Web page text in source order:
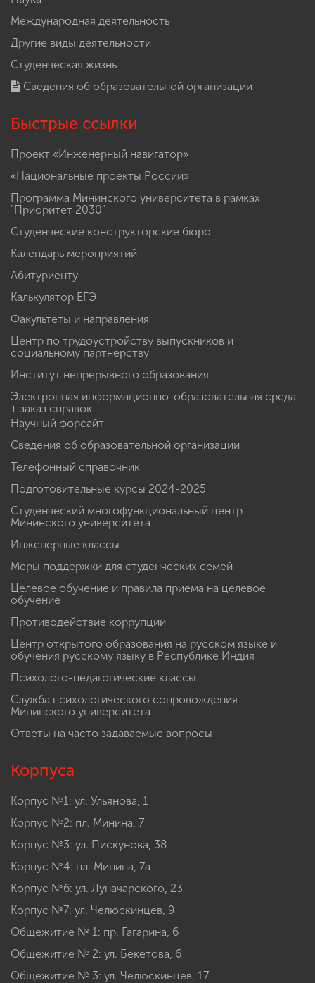
Международная деятельность
Другие виды деятельности
Студенческая жизнь
Сведения об образовательной организации
Быстрые ссылки
Проект «Инженерный навигатор»
«Национальные проекты России»
Программа Мининского университета в рамках
"Приоритет 2030"
Студенческие конструкторские бюро
Календарь мероприятий
Абитуриенту
Калькулятор ЕГЭ
Факультеты и направления
Центр по трудоустройству выпускников и
социальному партнерству
Институт непрерывного образования
Электронная информационно-образовательная среда
+ заказ справок
Научный форсайт
Сведения об образовательной организации
Телефонный справочник
Подготовительные курсы 2024-2025
Студенческий многофункциональный центр
Мининского университета
Инженерные классы
Меры поддержки для студенческих семей
Целевое обучение и правила приема на целевое
обучение
Противодействие коррупции
Центр открытого образования на русском языке и
обучения русскому языку в Республике Индия
Психолого-педагогические классы
Служба психологического сопровождения
Мининского университета
Ответы на часто задаваемые вопросы
Корпуса
Корпус №1: ул. Ульянова, 1
Корпус №2: пл. Минина, 7
Корпус №3: ул. Пискунова, 38
Корпус №4: пл. Минина, 7а
Корпус №6: ул. Луначарского, 23
Корпус №7: ул. Челюскинцев, 9
Общежитие № 1: пр. Гагарина, 6
Общежитие № 2: ул. Бекетова, 6
Общежитие № 3: ул. Челюскинцев, 17